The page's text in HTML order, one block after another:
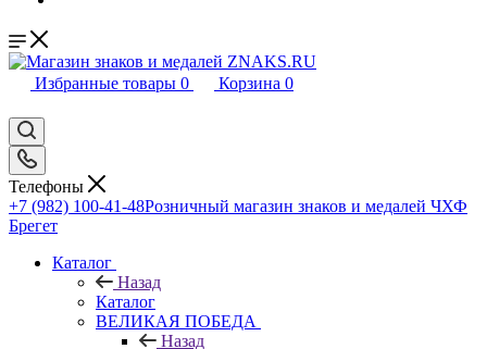
Избранные товары 0 Корзина 0
Телефоны
+7 (982) 100-41-48Розничный магазин знаков и медалей ЧХФ
Брегет
Каталог
Назад
Каталог
ВЕЛИКАЯ ПОБЕДА
Назад